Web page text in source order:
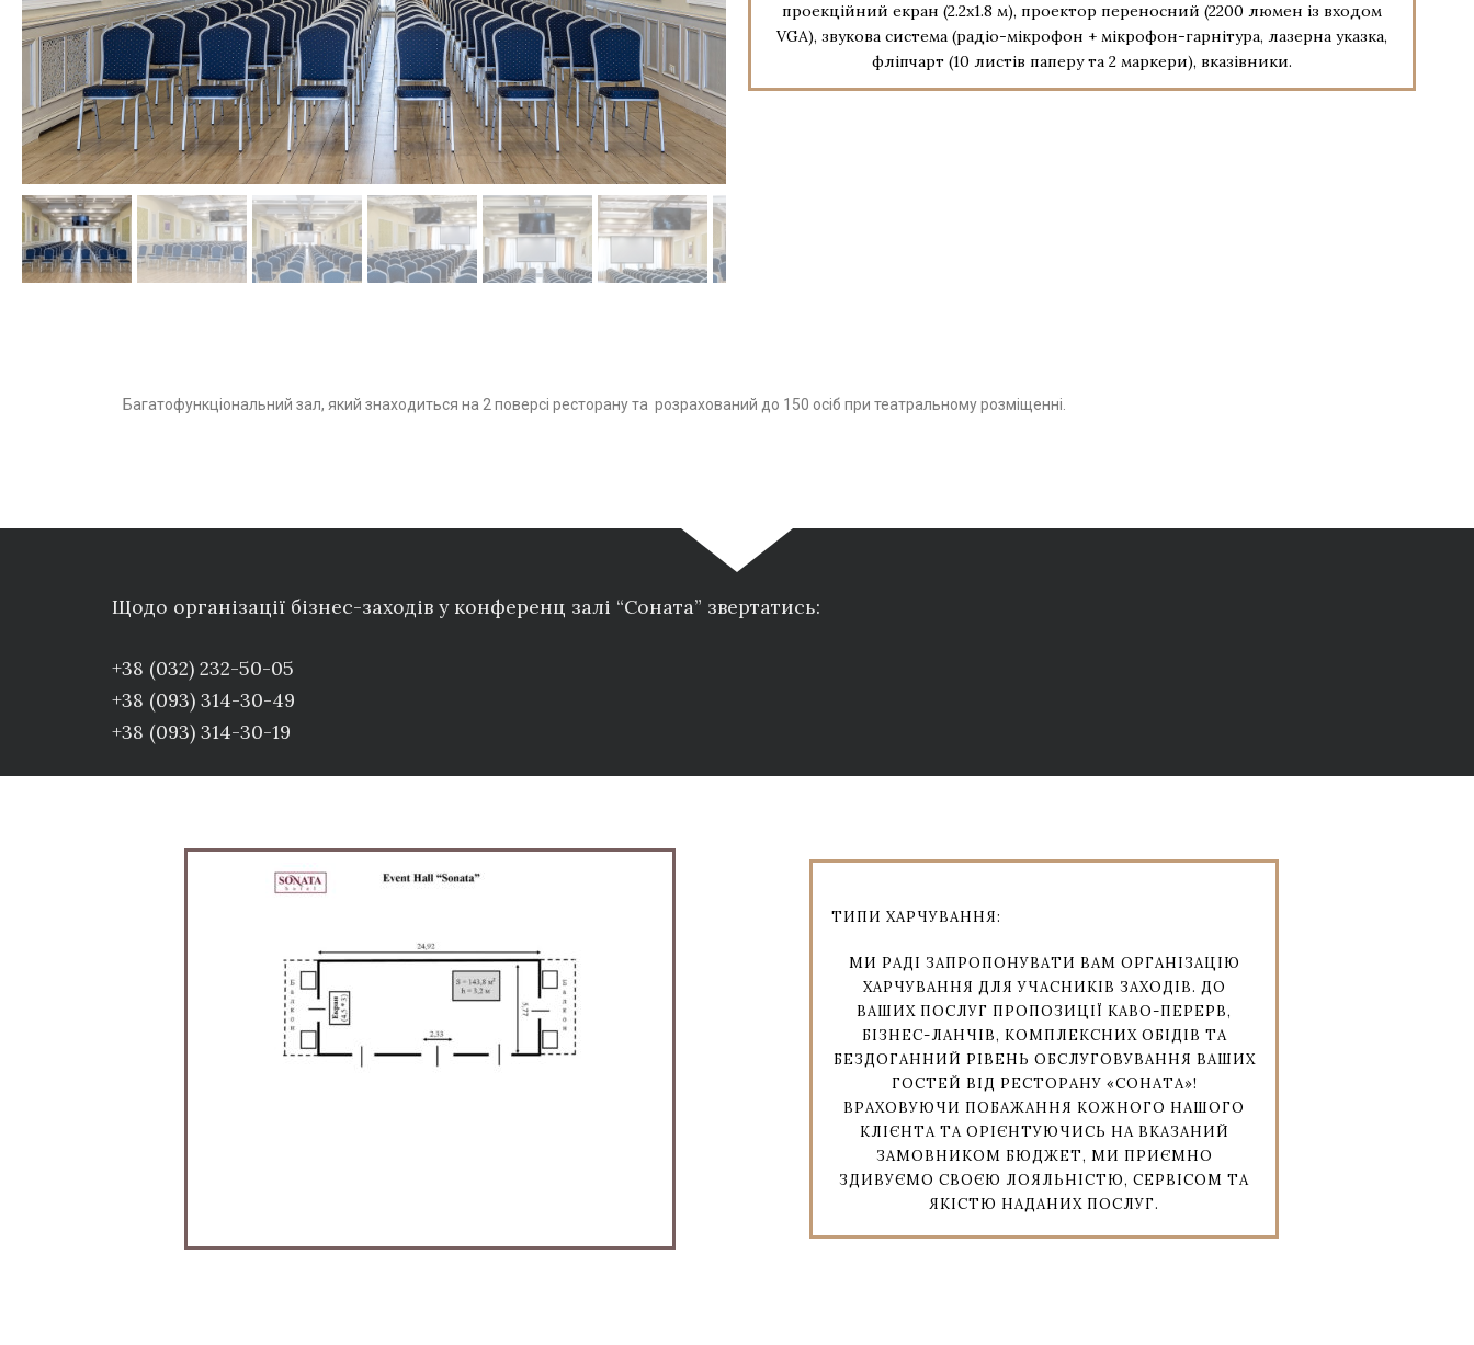
проекційний екран (2.2х1.8 м), проектор переносний (2200 люмен із входом
VGA), звукова система (радіо-мікрофон + мікрофон-гарнітура, лазерна указка,
фліпчарт (10 листів паперу та 2 маркери), вказівники.
Багатофункціональний зал, який знаходиться на 2 поверсі ресторану та розрахований до 150 осіб при театральному розміщенні.
Щодо організації бізнес-заходів у конференц залі “Соната” звертатись:
+38 (032) 232-50-05
+38 (093) 314-30-49
+38 (093) 314-30-19
ТИПИ ХАРЧУВАННЯ:
МИ РАДІ ЗАПРОПОНУВАТИ ВАМ ОРГАНІЗАЦІЮ
ХАРЧУВАННЯ ДЛЯ УЧАСНИКІВ ЗАХОДІВ. ДО
ВАШИХ ПОСЛУГ ПРОПОЗИЦІЇ КАВО-ПЕРЕРВ,
БІЗНЕС-ЛАНЧІВ, КОМПЛЕКСНИХ ОБІДІВ ТА
БЕЗДОГАННИЙ РІВЕНЬ ОБСЛУГОВУВАННЯ ВАШИХ
ГОСТЕЙ ВІД РЕСТОРАНУ «СОНАТА»!
ВРАХОВУЮЧИ ПОБАЖАННЯ КОЖНОГО НАШОГО
КЛІЄНТА ТА ОРІЄНТУЮЧИСЬ НА ВКАЗАНИЙ
ЗАМОВНИКОМ БЮДЖЕТ, МИ ПРИЄМНО
ЗДИВУЄМО СВОЄЮ ЛОЯЛЬНІСТЮ, СЕРВІСОМ ТА
ЯКІСТЮ НАДАНИХ ПОСЛУГ.